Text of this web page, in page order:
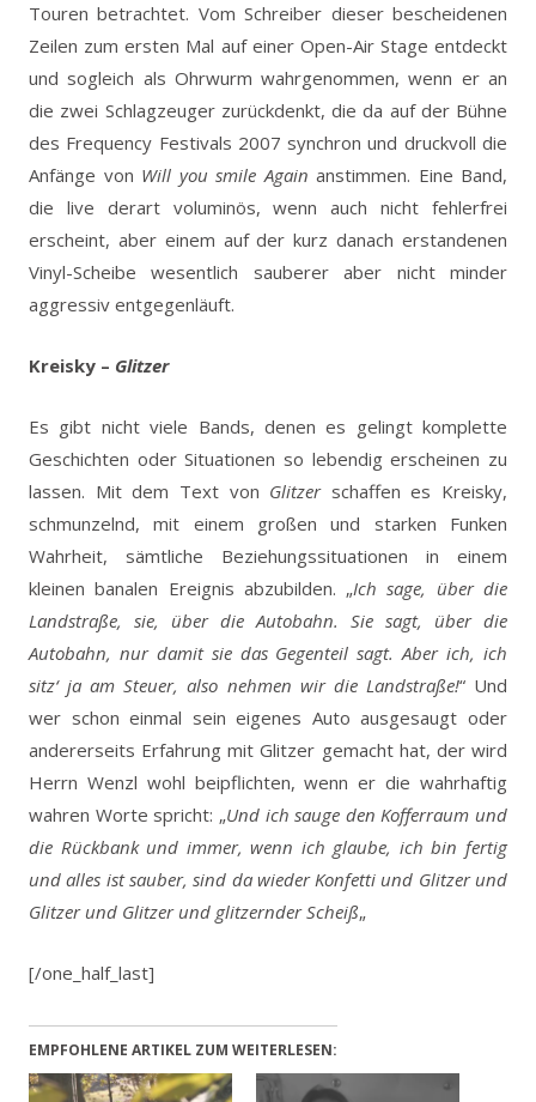
Touren betrachtet. Vom Schreiber dieser bescheidenen
Zeilen zum ersten Mal auf einer Open-Air Stage entdeckt
und sogleich als Ohrwurm wahrgenommen, wenn er an
die zwei Schlagzeuger zurückdenkt, die da auf der Bühne
des Frequency Festivals 2007 synchron und druckvoll die
Anfänge von Will you smile Again anstimmen. Eine Band,
die live derart voluminös, wenn auch nicht fehlerfrei
erscheint, aber einem auf der kurz danach erstandenen
Vinyl-Scheibe wesentlich sauberer aber nicht minder
aggressiv entgegenläuft.
Kreisky – Glitzer
Es gibt nicht viele Bands, denen es gelingt komplette
Geschichten oder Situationen so lebendig erscheinen zu
lassen. Mit dem Text von Glitzerschaffen es Kreisky,
schmunzelnd, mit einem großen und starken Funken
Wahrheit, sämtliche Beziehungssituationen in einem
kleinen banalen Ereignis abzubilden. „Ich sage, über die
Landstraße, sie, über die Autobahn. Sie sagt, über die
Autobahn, nur damit sie das Gegenteil sagt. Aber ich, ich
sitz‘ ja am Steuer, also nehmen wir die Landstraße!“ Und
wer schon einmal sein eigenes Auto ausgesaugt oder
andererseits Erfahrung mit Glitzer gemacht hat, der wird
Herrn Wenzl wohl beipflichten, wenn er die wahrhaftig
wahren Worte spricht: „Und ich sauge den Kofferraum und
die Rückbank und immer, wenn ich glaube, ich bin fertig
und alles ist sauber, sind da wieder Konfetti und Glitzer und
Glitzer und Glitzer und glitzernder Scheiß„
[/one_half_last]
EMPFOHLENE ARTIKEL ZUM WEITERLESEN: